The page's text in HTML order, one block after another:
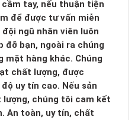
tay, nếu thuận tiện
để được tư vấn miễn
ngũ nhân viên luôn
đỡ bạn, ngoài ra chúng
mặt hàng khác. Chúng
chất lượng, được
uy tín cao. Nếu sản
lượng, chúng tôi cam kết
An toàn, uy tín, chất